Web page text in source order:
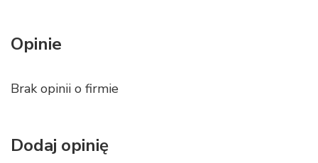
Opinie
Brak opinii o firmie
Dodaj opinię